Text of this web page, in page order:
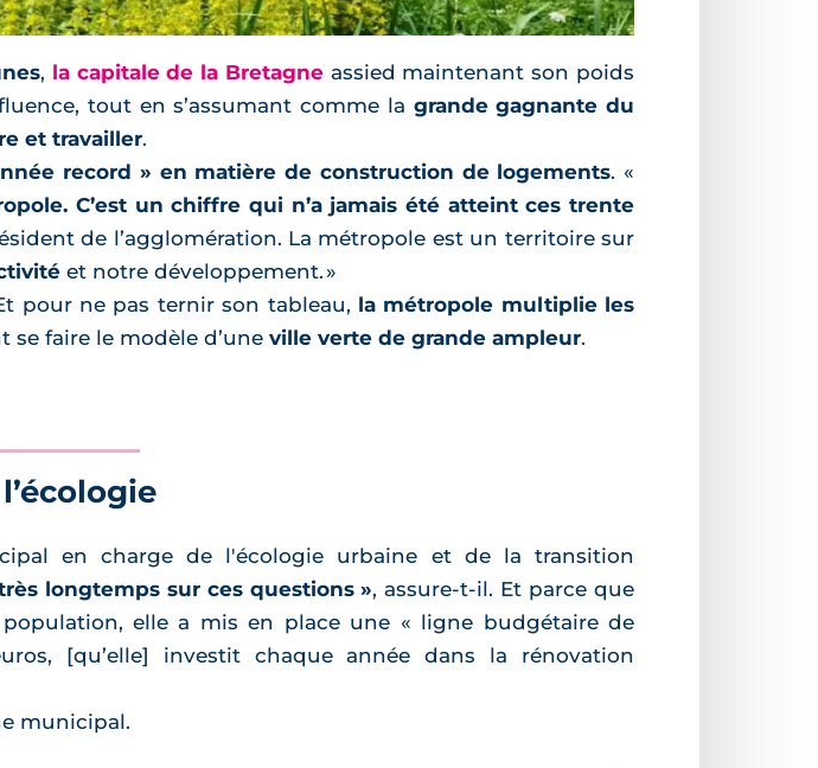
, la capitale de la Bretagneassied maintenant son poids
tout en s’assumant comme la grande gagnante du
et travailler.
record » en matière de construction de logements. «
C’est un chiffre qui n’a jamais été atteint ces trente
de l’agglomération. La métropole est un territoire sur
et notre développement. »
pour ne pas ternir son tableau, la métropole multiplie les
se faire le modèle d’une ville verte de grande ampleur.
en charge de l'écologie urbaine et de la transition
longtemps sur ces questions », assure-t-il. Et parce que
elle a mis en place une « ligne budgétaire de
[qu’elle] investit chaque année dans la rénovation
municipal.